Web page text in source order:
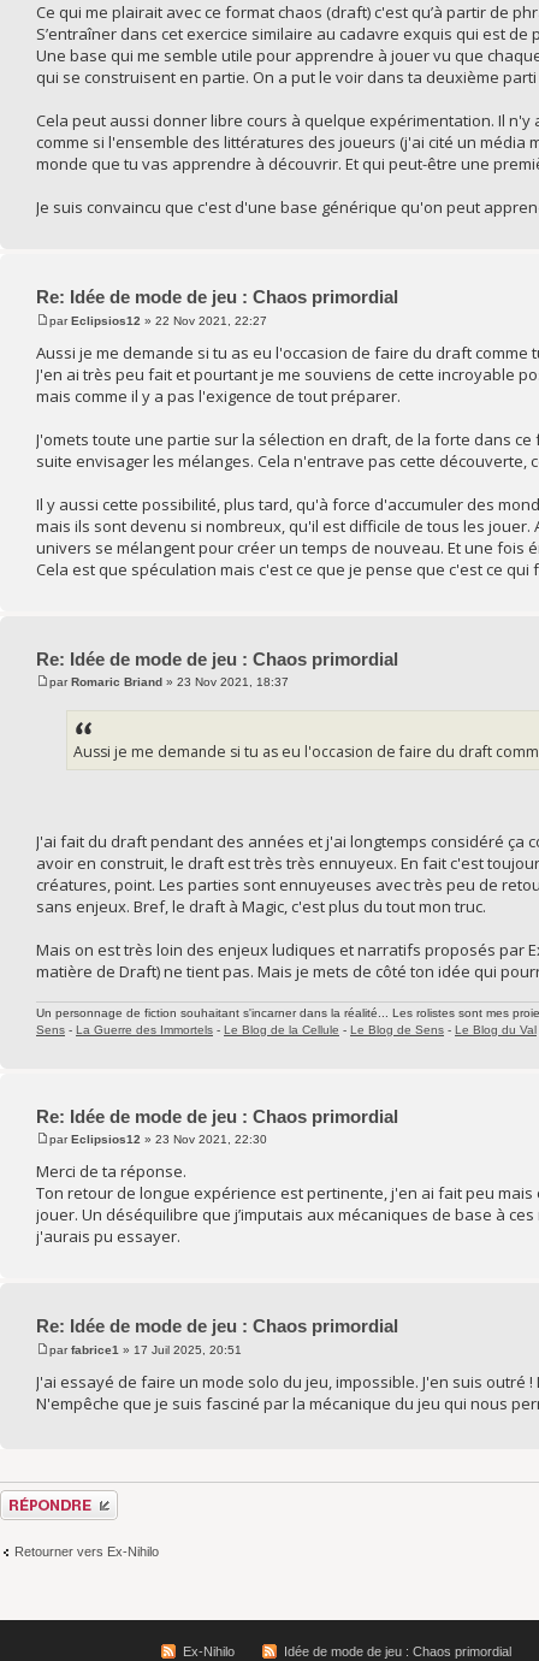
Ce qui me plairait avec ce format chaos (draft) c'est qu’à partir de
S’entraîner dans cet exercice similaire au cadavre exquis qui est
Une base qui me semble utile pour apprendre à jouer vu que
qui se construisent en partie. On a put le voir dans ta deuxième
Cela peut aussi donner libre cours à quelque expérimentation. Il
comme si l'ensemble des littératures des joueurs (j'ai cité un
monde que tu vas apprendre à découvrir. Et qui peut-être une
Je suis convaincu que c'est d'une base générique qu'on peut
Re: Idée de mode de jeu : Chaos primordial
parEclipsios12 » 22 Nov 2021, 22:27
Aussi je me demande si tu as eu l'occasion de faire du draft comme
J'en ai très peu fait et pourtant je me souviens de cette incroyable
mais comme il y a pas l'exigence de tout préparer.
J'omets toute une partie sur la sélection en draft, de la forte dans
suite envisager les mélanges. Cela n'entrave pas cette
Il y aussi cette possibilité, plus tard, qu'à force d'accumuler des
mais ils sont devenu si nombreux, qu'il est difficile de tous les
univers se mélangent pour créer un temps de nouveau. Et une
Cela est que spéculation mais c'est ce que je pense que c'est ce
Re: Idée de mode de jeu : Chaos primordial
parRomaric Briand » 23 Nov 2021, 18:37
Aussi je me demande si tu as eu l'occasion de faire du draft
J'ai fait du draft pendant des années et j'ai longtemps considéré ça
avoir en construit, le draft est très très ennuyeux. En fait c'est
créatures, point. Les parties sont ennuyeuses avec très peu de
sans enjeux. Bref, le draft à Magic, c'est plus du tout mon truc.
Mais on est très loin des enjeux ludiques et narratifs proposés par
matière de Draft) ne tient pas. Mais je mets de côté ton idée qui
Un personnage de fiction souhaitant s'incarner dans la réalité... Les rolistes sont mes
Sens - La Guerre des Immortels - Le Blog de la Cellule - Le Blog de Sens - Le Blog du Val
Re: Idée de mode de jeu : Chaos primordial
parEclipsios12 » 23 Nov 2021, 22:30
Merci de ta réponse.
Ton retour de longue expérience est pertinente, j'en ai fait peu
jouer. Un déséquilibre que j’imputais aux mécaniques de base à
j'aurais pu essayer.
Re: Idée de mode de jeu : Chaos primordial
parfabrice1 » 17 Juil 2025, 20:51
J'ai essayé de faire un mode solo du jeu, impossible. J'en suis outré !
N'empêche que je suis fasciné par la mécanique du jeu qui nous
Répondre
Retourner vers Ex-Nihilo
Ex-Nihilo Idée de mode de jeu : Chaos primordial